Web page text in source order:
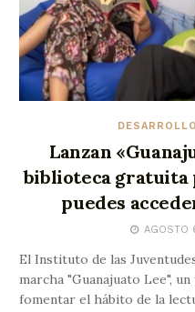
Lanzan
biblioteca gratuita
puedes
AGOSTO
El Instituto de las
marcha "Guanajuato Lee",
fomentar el hábito de la